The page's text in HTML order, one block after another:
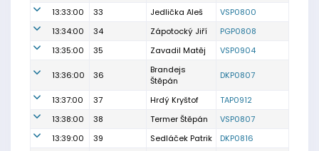
13:33:00
33 Jedlička Aleš
VSP0800
13:34:00
34 Zápotocký Jiří
PGP0808
13:35:00
35 Zavadil Matěj VSP0904
13:36:00 36
Brandejs
Štěpán
DKP0807
13:37:00 37 Hrdý Kryštof
TAP0912
13:38:00
38 Termer Štěpán
VSP0807
13:39:00
39 Sedláček Patrik
DKP0816